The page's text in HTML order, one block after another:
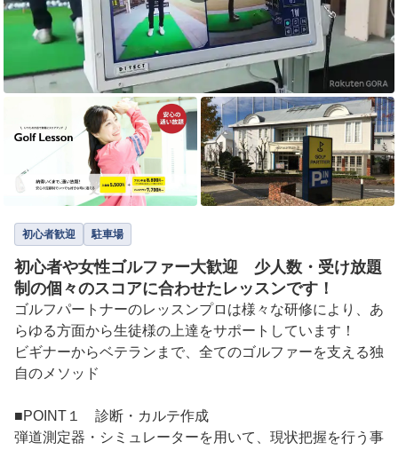
初心者歓迎 駐車場
初心者や女性ゴルファー大歓迎 少人数・受け放題
制の個々のスコアに合わせたレッスンです！
ゴルフパートナーのレッスンプロは様々な研修により、あ
らゆる方面から生徒様の上達をサポートしています！
ビギナーからベテランまで、全てのゴルファーを支える独
自のメソッド
■POINT１　診断・カルテ作成
弾道測定器・シミュレーターを用いて、現状把握を行う事